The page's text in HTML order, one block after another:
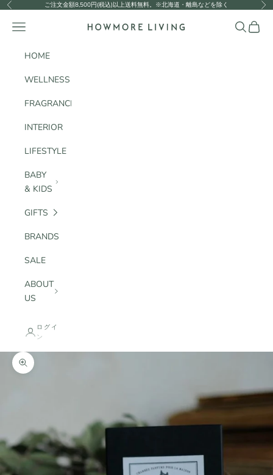
コンテンツへスキップ
前へ ご注文金額8,500円(税込)以上送料無料。※北海道・離島などを除く 次
HOWMORE LIVING
メニュー 検索カート
HOME
WELLNESS
FRAGRANCE
INTERIOR
LIFESTYLE
BABY
& KIDS
GIFTS
BRANDS
SALE
ABOUT
US
ログイ
ン
ズームイン